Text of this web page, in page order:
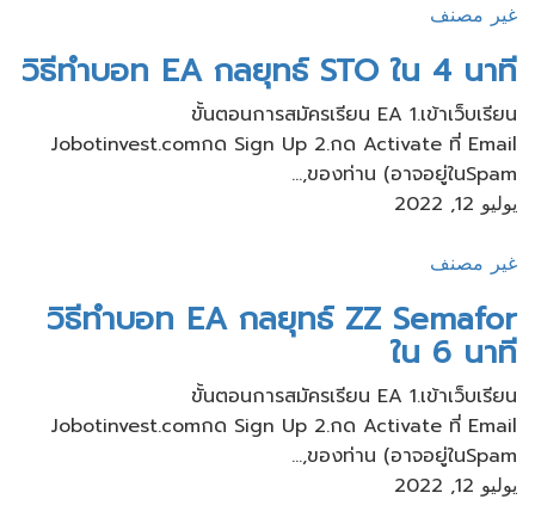
غير مصنف
วิธีทำบอท EA กลยุทธ์ STO ใน 4 นาที
ขั้นตอนการสมัครเรียน​ EA 1.เข้าเว็บ​เรียน
Jobotinvest.comกด Sign Up 2.กด Activate ที่ Email
ของท่าน​ (อาจอยู่ใน​Spam,...
يوليو 12, 2022
غير مصنف
วิธีทำบอท EA กลยุทธ์ ZZ Semafor
ใน 6 นาที
ขั้นตอนการสมัครเรียน​ EA 1.เข้าเว็บ​เรียน
Jobotinvest.comกด Sign Up 2.กด Activate ที่ Email
ของท่าน​ (อาจอยู่ใน​Spam,...
يوليو 12, 2022